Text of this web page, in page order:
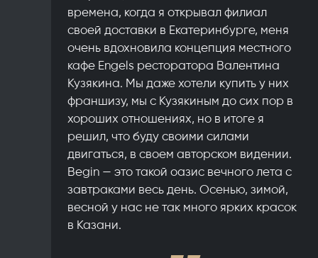
времена, когда я открывал филиал
своей доставки в Екатеринбурге, меня
очень вдохновила концепция местного
кафе Engels ресторатора Валентина
Кузякина. Мы даже хотели купить у них
франшизу, мы с Кузякиным до сих пор в
хороших отношениях, но в итоге я
решил, что буду своими силами
двигаться, в своем авторском видении.
Begin — это такой оазис вечного лета с
завтраками весь день. Осенью, зимой,
весной у нас не так много ярких красок
в Казани.